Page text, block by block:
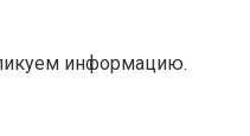
информацию.